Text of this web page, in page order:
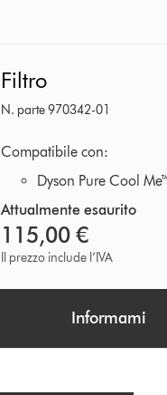
Filtro
N. parte 970342-01
Compatibile con:
Dyson Pure Cool
Attualmente esaurito
115,00 €
Il prezzo include l’IVA
Informami